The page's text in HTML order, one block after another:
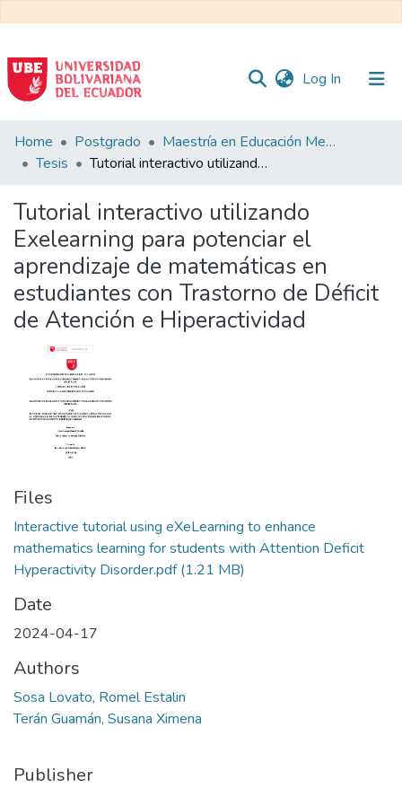
Log In (current)
Communities
&
All of DSpace
Statistics
Home Postgrado
Maestría en Educación Mención en Pedagogía en Entornos Digitales
Tesis
Tutorial interactivo utilizando Exelearning para potenciar el aprendizaje de matemáticas en estudiantes con Trastorno de Déficit de Atención e Hiperactividad
Tutorial interactivo utilizando
Exelearning para potenciar el
aprendizaje de matemáticas en
estudiantes con Trastorno de Déficit
de Atención e Hiperactividad
Files
Interactive tutorial using eXeLearning to enhance
mathematics learning for students with Attention Deficit
Hyperactivity Disorder.pdf(1.21 MB)
Date
2024-04-17
Authors
Sosa Lovato, Romel Estalin
Terán Guamán, Susana Ximena
Publisher